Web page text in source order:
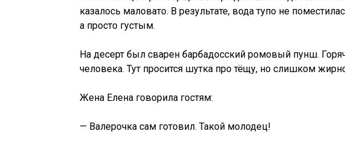
казалось маловато. В результате, вода тупо не
а просто густым.
На десерт был сварен барбадосский ромовый пунш.
человека. Тут просится шутка про тёщу, но слишком
Жена Елена говорила гостям:
— Валерочка сам готовил. Такой молодец!